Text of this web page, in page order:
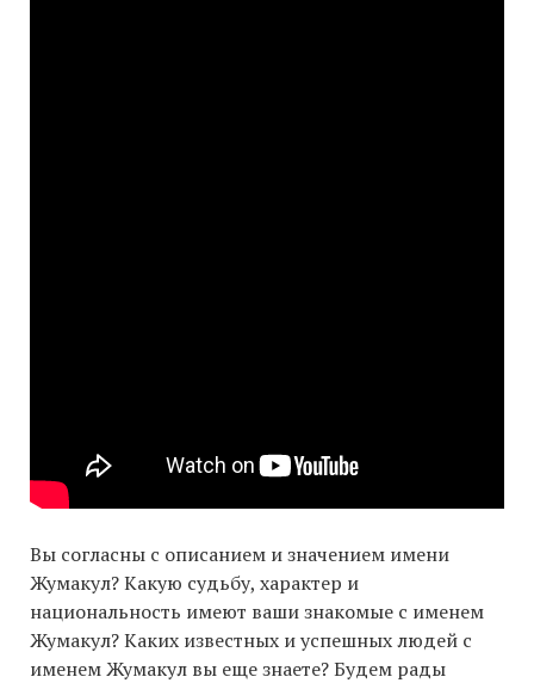
Вы согласны с описанием и значением имени
Жумакул? Какую судьбу, характер и
национальность имеют ваши знакомые с именем
Жумакул? Каких известных и успешных людей с
именем Жумакул вы еще знаете? Будем рады